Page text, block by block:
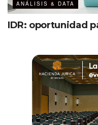
ANÁLISIS & DATA
IDR: oportunidad